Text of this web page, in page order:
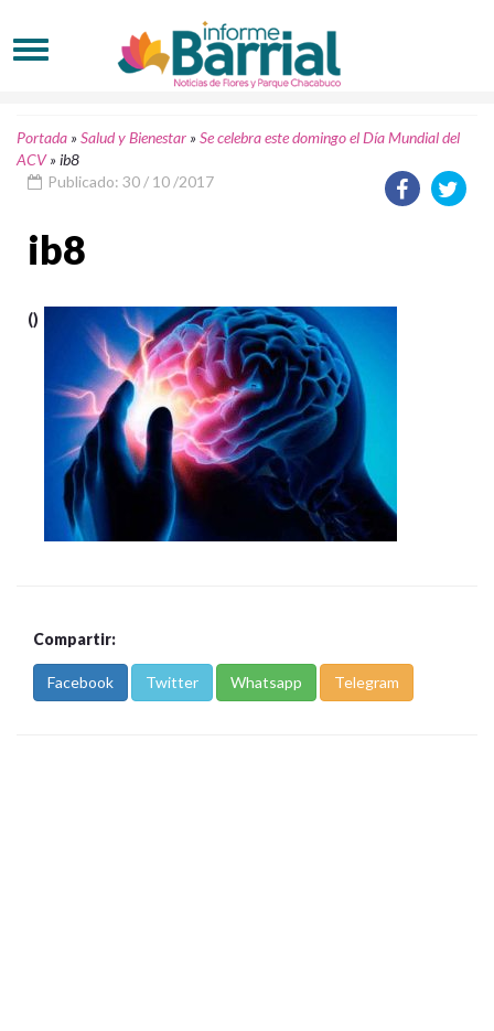
Portada »Salud y Bienestar »Se celebra este domingo el Día Mundial del
ACV»ib8
Publicado: 30 / 10 /2017
ib8
()
Compartir:
Facebook Twitter Whatsapp Telegram